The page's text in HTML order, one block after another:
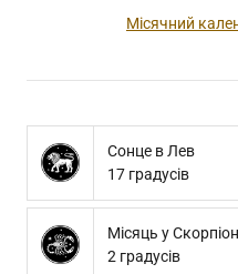
Місячний
Сонце в Лев
17 градусів
Місяць у Скорпіон
2 градусів